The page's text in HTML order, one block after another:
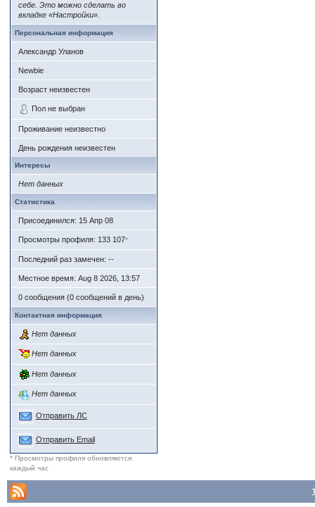
себе. Это можно сделать во
вкладке «Настройки».
Персональная информация
Александр Уланов
Newbie
Возраст неизвестен
Пол не выбран
Проживание неизвестно
День рождения неизвестен
Интересы
Нет данных
Статистика
Присоединился: 15 Апр 08
Просмотры профиля: 133 107*
Последний раз замечен: --
Местное время: Aug 8 2026, 13:57
0 сообщения (0 сообщений в день)
Контактная информация
Нет данных
Нет данных
Нет данных
Нет данных
Отправить ЛС
Отправить Email
* Просмотры профиля обновляются
каждый час